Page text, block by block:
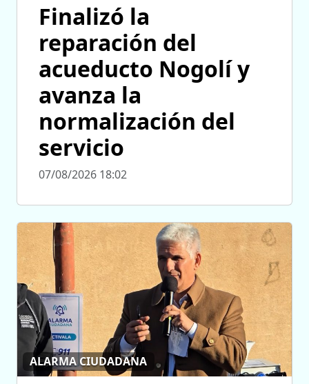
Finalizó la
reparación del
acueducto Nogolí y
avanza la
normalización del
servicio
07/08/2026 18:02
ALARMA CIUDADANA